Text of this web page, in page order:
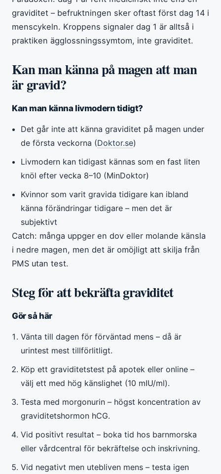
graviditet – befruktningen sker oftast först dag 14 i
menscykeln. Kroppens signaler dag 1 är alltså i
praktiken ägglossningssymtom, inte graviditet.
Kan man känna på magen att man
är gravid?
Kan man känna livmodern tidigt?
Det går inte att känna graviditet på magen under
de första veckorna (Doktor.se)
Livmodern kan tidigast kännas som en fast liten
knöl efter vecka 8–10 (MinDoktor)
Kvinnor som varit gravida tidigare kan ibland
känna förändringar tidigare – men det är
subjektivt
Catch: många uppger en dov eller molande känsla
i nedre magen, men det är omöjligt att skilja från
PMS utan test.
Steg för att bekräfta graviditet
Gör så här
Vänta till dagen för förväntad mens – då är
urintest mest tillförlitligt.
Köp ett graviditetstest på apotek eller online –
välj ett med hög känslighet (10 mIU/ml).
Testa med morgonurin – högst koncentration av
graviditetshormon hCG.
Vid positivt resultat – boka tid hos barnmorska
eller vårdcentral för bekräftelse och inskrivning.
Vid negativt men utebliven mens – testa igen